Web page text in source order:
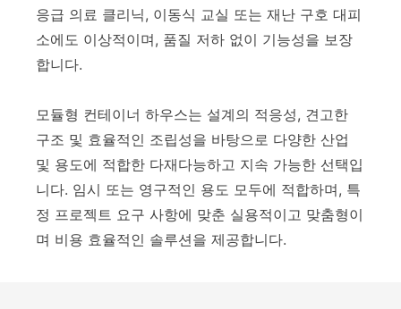
응급 의료 클리닉, 이동식 교실 또는 재난 구호 대피
소에도 이상적이며, 품질 저하 없이 기능성을 보장
합니다.
모듈형 컨테이너 하우스는 설계의 적응성, 견고한
구조 및 효율적인 조립성을 바탕으로 다양한 산업
및 용도에 적합한 다재다능하고 지속 가능한 선택입
니다. 임시 또는 영구적인 용도 모두에 적합하며, 특
정 프로젝트 요구 사항에 맞춘 실용적이고 맞춤형이
며 비용 효율적인 솔루션을 제공합니다.